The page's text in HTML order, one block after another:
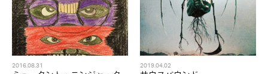
2016.08.31 2019.04.02